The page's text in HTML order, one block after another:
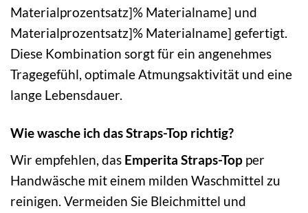
Materialprozentsatz]% Materialname] und
Materialprozentsatz]% Materialname] gefertigt.
Diese Kombination sorgt für ein angenehmes
Tragegefühl, optimale Atmungsaktivität und eine
lange Lebensdauer.
Wie wasche ich das Straps-Top richtig?
Wir empfehlen, das Emperita Straps-Top per
Handwäsche mit einem milden Waschmittel zu
reinigen. Vermeiden Sie Bleichmittel und